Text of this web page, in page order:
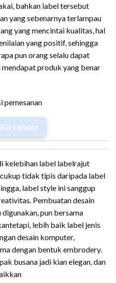
bahkan label tersebut
yang sebenarnya terlampau
yang mencintai kualitas, hal
yang positif, sehingga
pun orang selalu dapat
produk yang benar
pemesanan
vendor
kelebihan label labelrajut
tidak tipis daripada label
label style ini sanggup
Pembuatan desain
pun bersama
lebih baik label jenis
desain komputer,
dengan bentuk embrodery.
busana jadi kian elegan, dan